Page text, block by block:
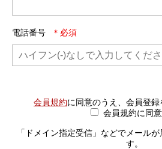
電話番号
会員規約に同意のうえ、会員登録
会員規約に同
「ドメイン指定受信」などでメール
す。